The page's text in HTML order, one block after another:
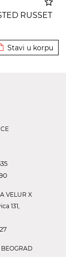
RUSSET
Stavi u korpu
VELUR X
131,